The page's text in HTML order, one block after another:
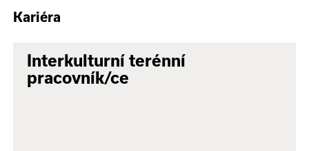
Kariéra
Interkulturní terénní
pracovník/ce